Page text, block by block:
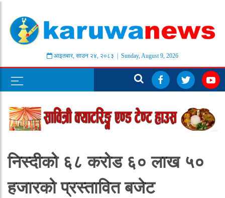
आइतबार, साउन २४, २०८३ | Sunday, August 9, 2026
निस्दीको ६८ करोड ६० लाख ५०
हजारको प्रस्तावित बजेट